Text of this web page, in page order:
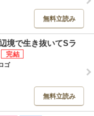
無料立読み
境で生き抜いてSラ
ゴ
無料立読み